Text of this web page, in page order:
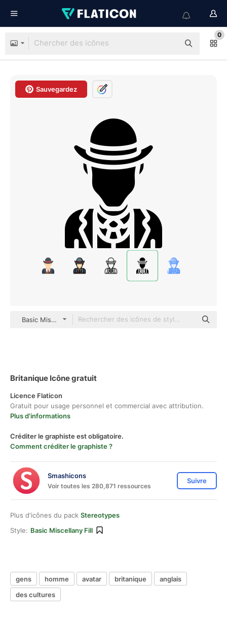
0
Sauvegardez
Basic Miscellany Fill
Britanique Icône gratuit
Licence Flaticon
Gratuit pour usage personnel et commercial avec attribution.
Plus d'informations
Créditer le graphiste est obligatoire.
Comment créditer le graphiste ?
Smashicons
Voir toutes les 280,871 ressources
Suivre
Plus d'icônes du pack Stereotypes
Style: Basic Miscellany Fill
gens homme avatar britanique
anglais
des cultures